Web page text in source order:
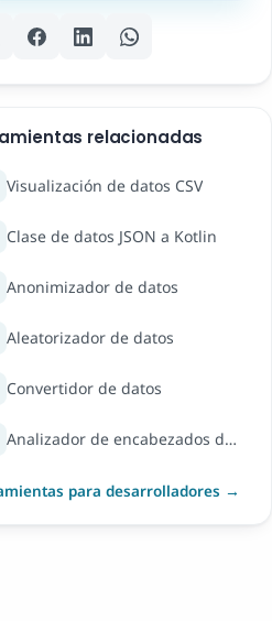
relacionadas
Visualización de datos CSV
Clase de datos JSON a Kotlin
Anonimizador de datos
Aleatorizador de datos
Convertidor de datos
Analizador de encabezados de seguridad
para desarrolladores →